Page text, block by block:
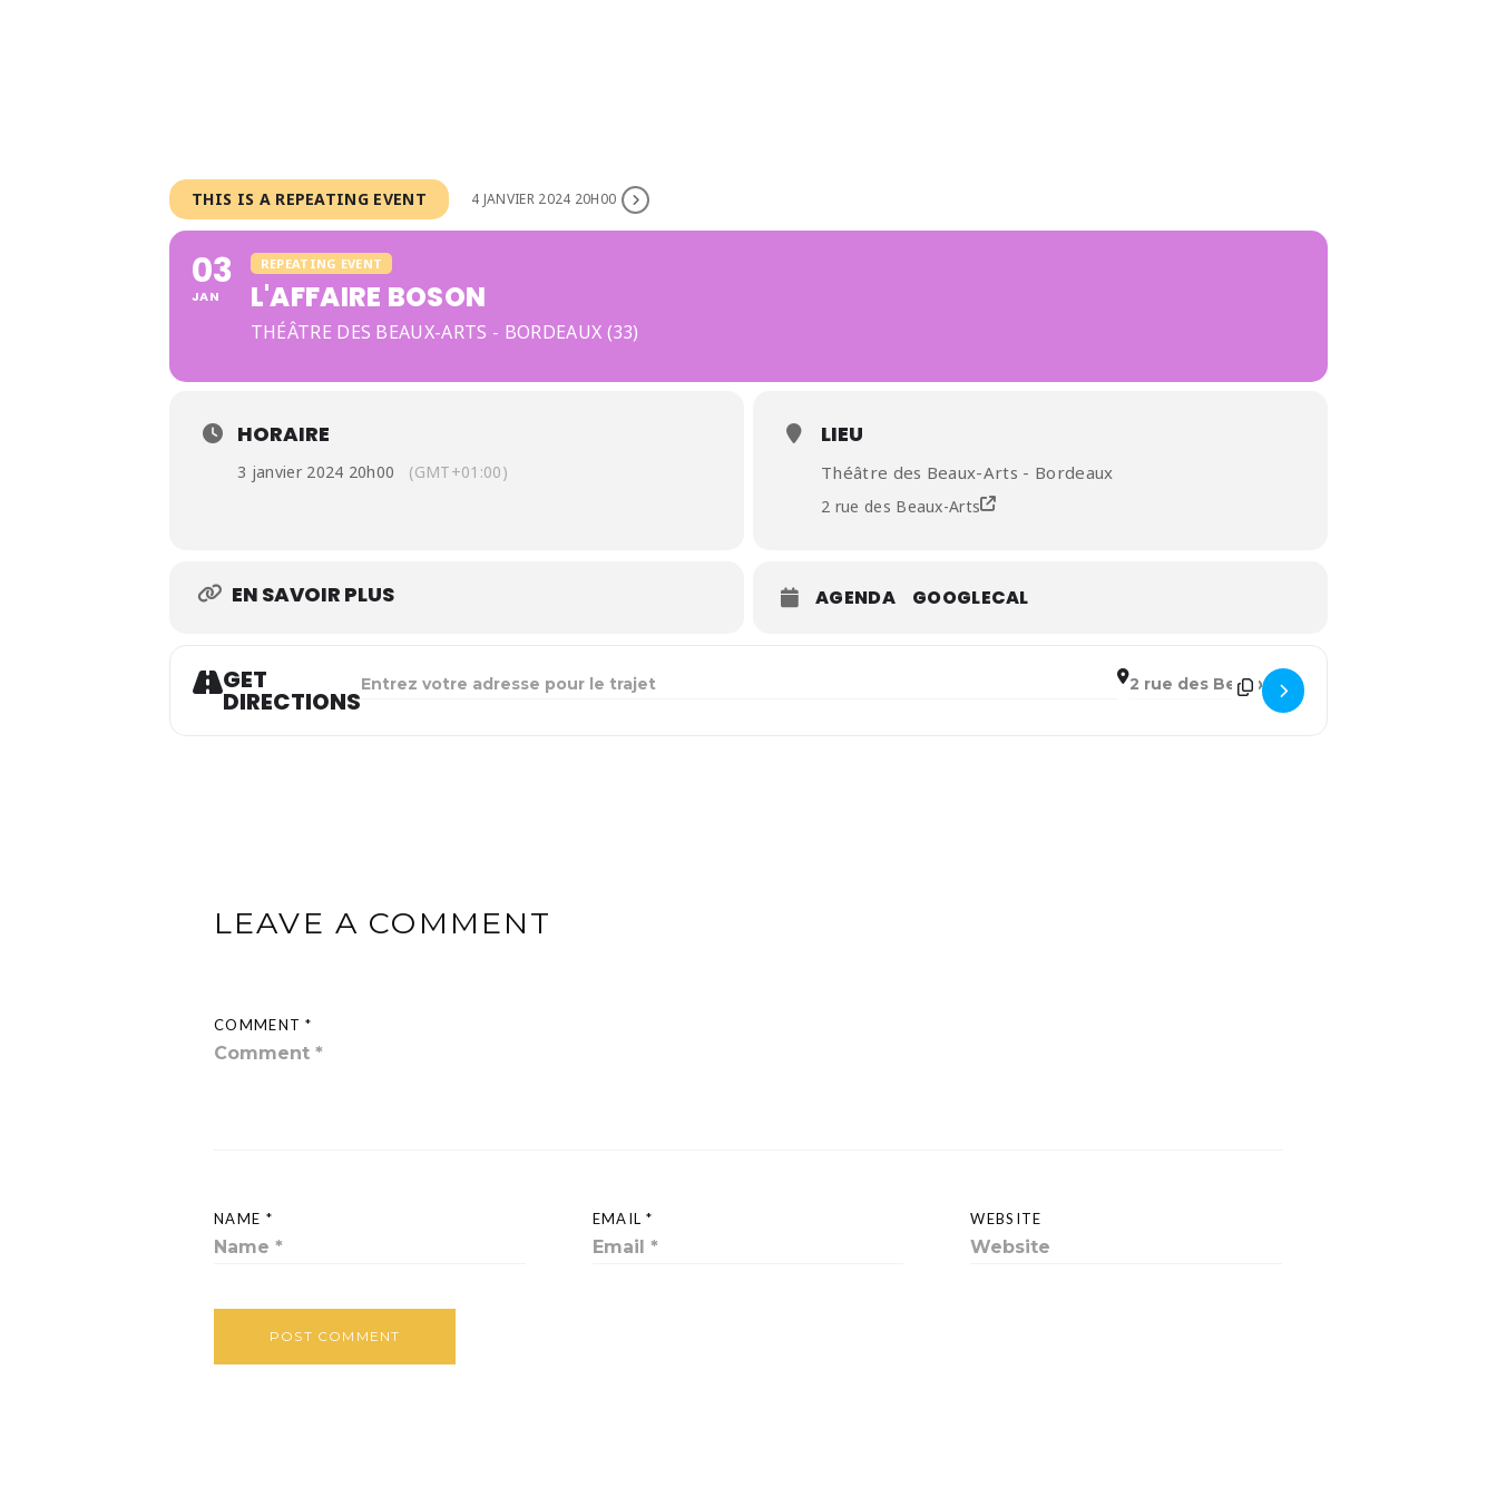
THIS IS A REPEATING EVENT 4 JANVIER 2024 20H00
03
JAN
REPEATING EVENT
L'AFFAIRE BOSON
THÉÂTRE DES BEAUX-ARTS - BORDEAUX (33)
HORAIRE
3 janvier 2024 20h00 (GMT+01:00)
LIEU
Théâtre des Beaux-Arts - Bordeaux
2 rue des Beaux-Arts
EN SAVOIR PLUS AGENDA GOOGLECAL
GET
DIRECTIONS
ADDRESS - L'AFFAIRE BOSON [] DESTINATION ADDRESS - L'AFFAIRE BOSON []
LEAVE A COMMENT
COMMENT *
NAME * EMAIL * WEBSITE